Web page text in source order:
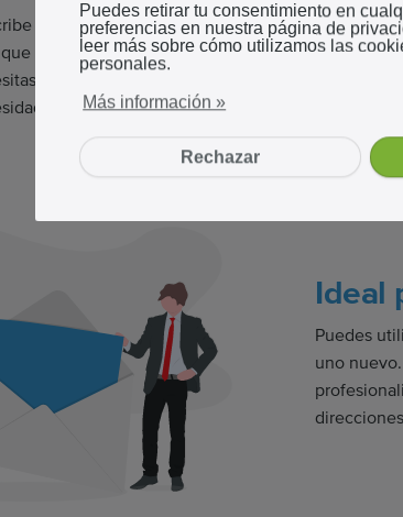
simplemente qué página web deseas crear y
la IA se encargue del resto. Todo lo que
hacer es personalizar y ajustar según tus
Ideal
Puedes
uno
Puedes retirar tu consentimiento en
preferencias en nuestra página de
leer más sobre cómo utilizamos las
personales.
Más información »
Rechazar